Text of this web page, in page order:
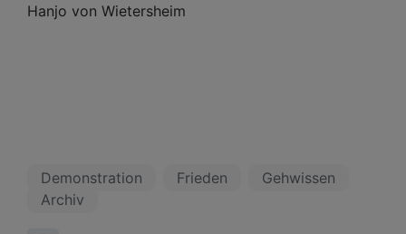
Hanjo von Wietersheim
Demonstration Frieden
Gehwissen
Archiv